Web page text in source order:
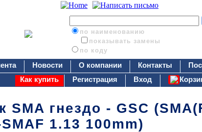
по наименованию
показывать замены
по коду
Новости О компании Контакты
Как купить
Регистрация Вход
SMA гнездо - GSC
1.13 100mm)